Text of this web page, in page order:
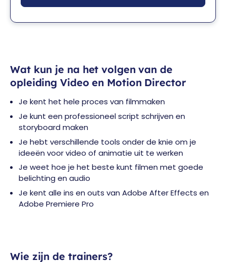
Wat kun je na het volgen van de
opleiding Video en Motion Director
Je kent het hele proces van filmmaken
Je kunt een professioneel script schrijven en
storyboard maken
Je hebt verschillende tools onder de knie om je
ideeën voor video of animatie uit te werken
Je weet hoe je het beste kunt filmen met goede
belichting en audio
Je kent alle ins en outs van Adobe After Effects en
Adobe Premiere Pro
Wie zijn de trainers?